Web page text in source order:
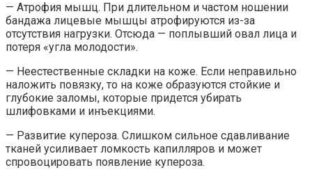
— Атрофия мышц. При длительном и частом ношении
бандажа лицевые мышцы атрофируются из-за
отсутствия нагрузки. Отсюда — поплывший овал лица и
потеря «угла молодости».
— Неестественные складки на коже. Если неправильно
наложить повязку, то на коже образуются стойкие и
глубокие заломы, которые придется убирать
шлифовками и инъекциями.
— Развитие купероза. Слишком сильное сдавливание
тканей усиливает ломкость капилляров и может
спровоцировать появление купероза.